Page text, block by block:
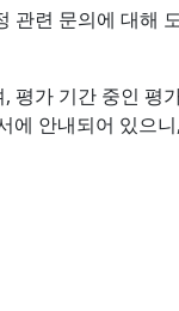
관련 문의에 대해
평가 기간 중인
에 안내되어 있으